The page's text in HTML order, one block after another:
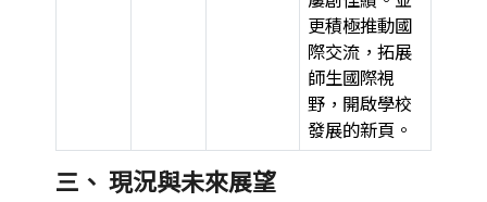
更積極推動國
際交流，拓展
師生國際視
野，開啟學校
發展的新頁。
三、 現況與未來展望